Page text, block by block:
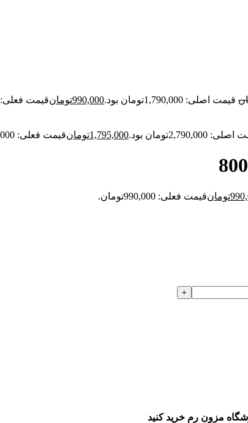
قیمت اصلی: 1,790,000تومان بود. 990,000تومانقیمت فعلی: 990,000تومان.
2,790,000تومان بود. 1,795,000تومانقیمت فعلی: 1,795,000تومان.
تومانقیمت فعلی: 990,000تومان.
مزون رم خرید کنید